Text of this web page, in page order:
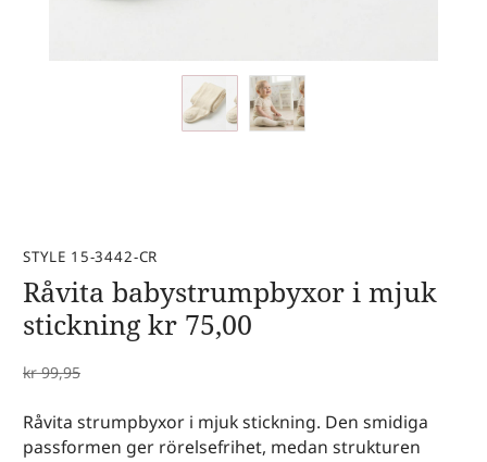
STYLE 15-3442-CR
Råvita babystrumpbyxor i mjuk
stickning kr 75,00
kr 99,95
Råvita strumpbyxor i mjuk stickning. Den smidiga
passformen ger rörelsefrihet, medan strukturen